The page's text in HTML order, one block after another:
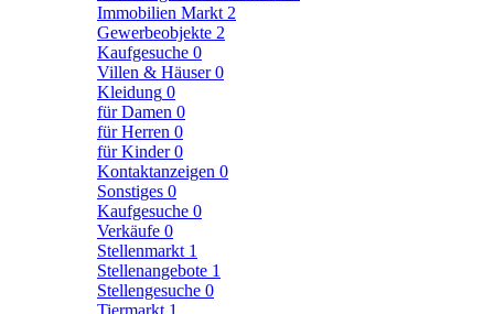
Immobilien Markt 2
Gewerbeobjekte 2
Kaufgesuche 0
Villen & Häuser0
Kleidung 0
für Damen 0
für Herren 0
für Kinder0
Kontaktanzeigen 0
Sonstiges 0
Kaufgesuche 0
Verkäufe 0
Stellenmarkt 1
Stellenangebote 1
Stellengesuche 0
Tiermarkt 1